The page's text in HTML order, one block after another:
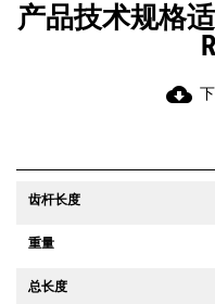
产品技术规格
cloud_download
齿杆长度
重量
总长度